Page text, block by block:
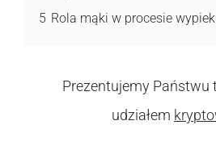
5 Rola mąki w procesie
Prezentujemy Państwu
udziałem